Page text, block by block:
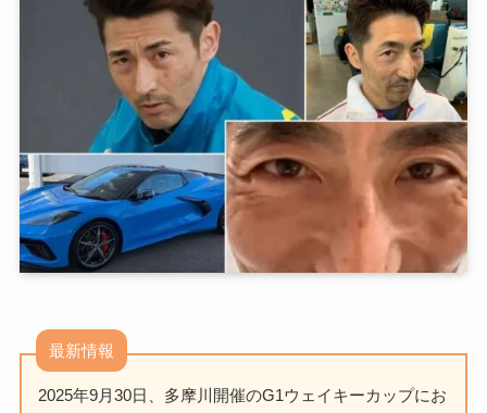
最新情報
2025年9月30日、多摩川開催のG1ウェイキーカップにお